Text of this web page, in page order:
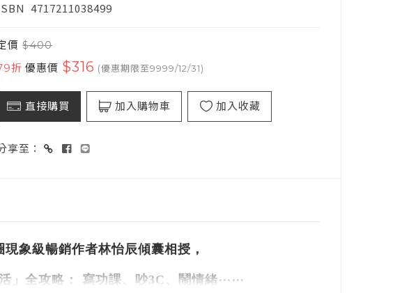
4717211038499
價$400
折 優惠價 $316 (優惠期限至9999/12/31)
直接購買 加入購物車 加入收藏
享至：
象級暢銷作者林怡辰傾囊相授，
」全攻略： 寫功課、吵3C、鬧情緒⋯⋯